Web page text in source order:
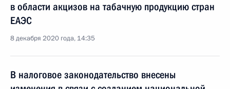
в области акцизов на табачную продукцию стран
ЕАЭС
8 декабря 2020 года, 14:35
В налоговое законодательство внесены